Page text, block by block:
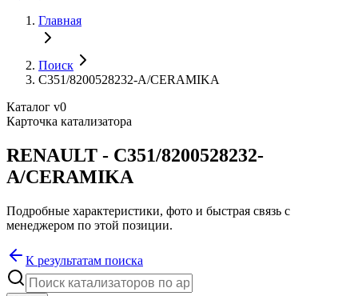
Главная
Поиск
C351/8200528232-A/CERAMIKA
Каталог v0
Карточка катализатора
RENAULT - C351/8200528232-
A/CERAMIKA
Подробные характеристики, фото и быстрая связь с
менеджером по этой позиции.
К результатам поиска